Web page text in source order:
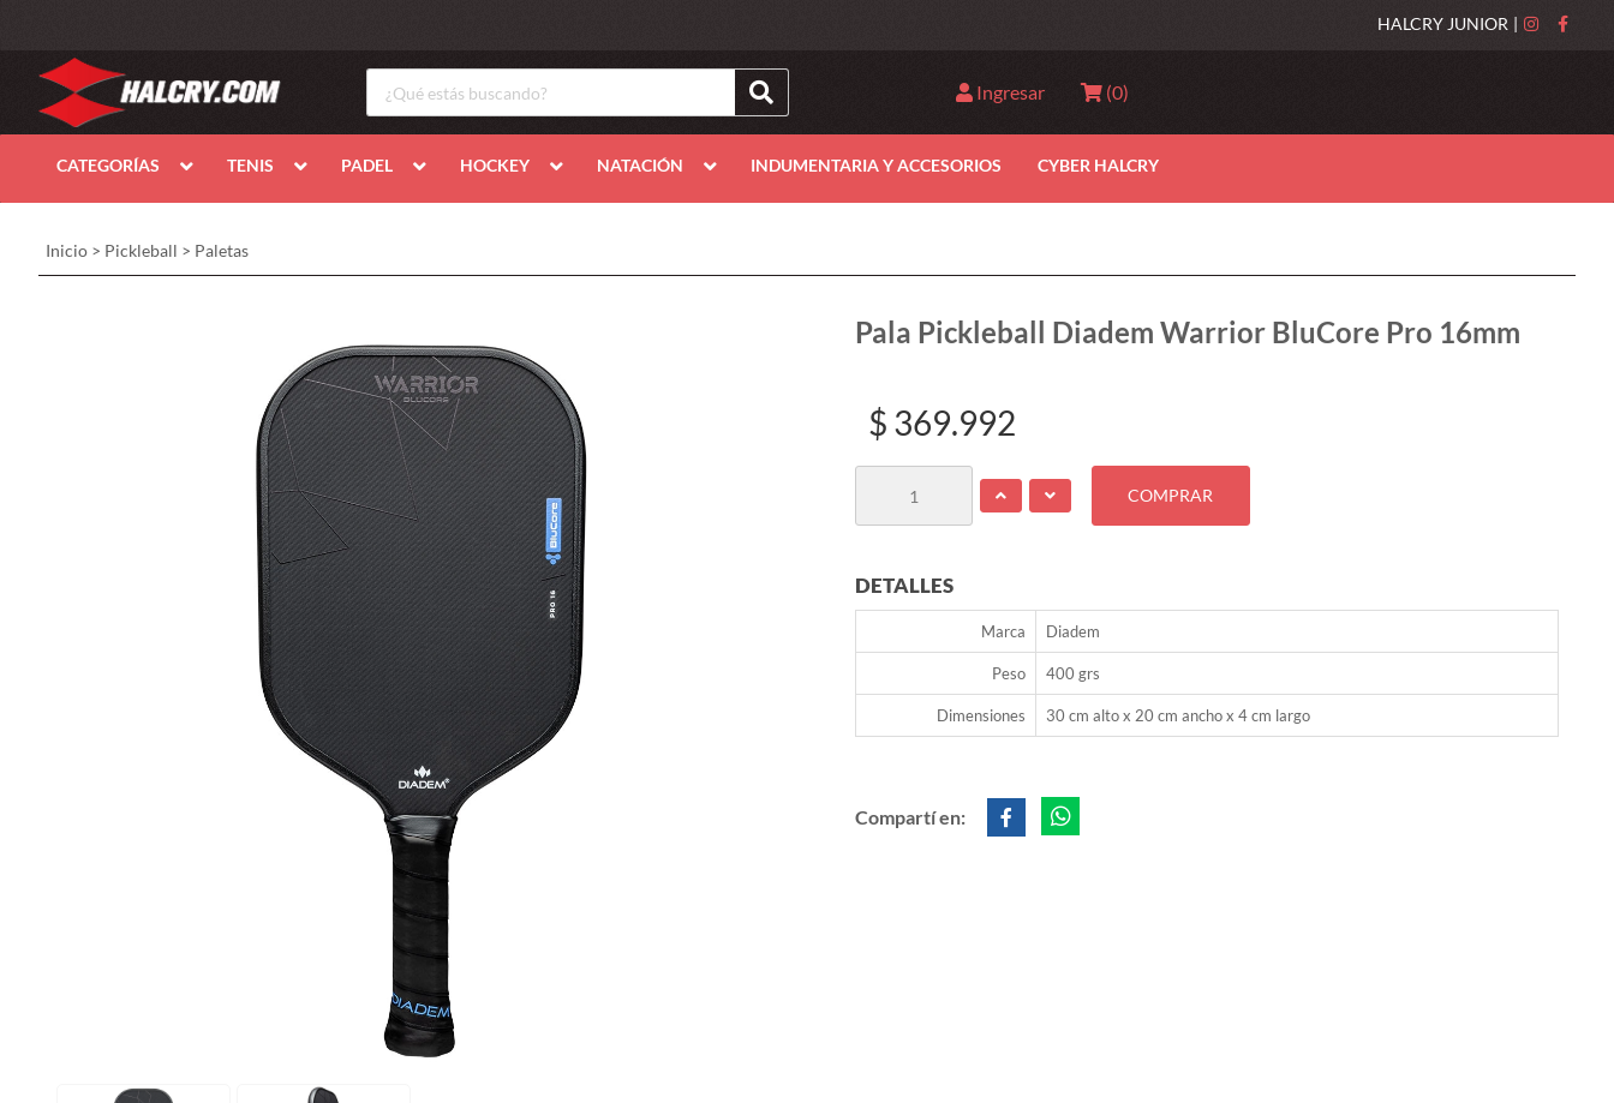
HALCRY JUNIOR |
Ingresar (0)
CATEGORÍAS TENIS PADEL HOCKEY NATACIÓN INDUMENTARIA Y ACCESORIOS CYBER HALCRY
Inicio > Pickleball > Paletas
Pala Pickleball Diadem Warrior BluCore Pro 16mm
$ 369.992
COMPRAR
DETALLES
Marca Diadem
Peso 400 grs
Dimensiones 30 cm alto x 20 cm ancho x 4 cm largo
Compartí en: